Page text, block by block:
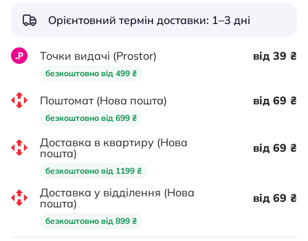
Орієнтовний термін доставки: 1–3 дні
Точки видачі (Prostor)
безкоштовно від 499 ₴
від 39 ₴
Поштомат (Нова пошта)
безкоштовно від 699 ₴
від 69 ₴
Доставка в квартиру (Нова
пошта)
безкоштовно від 1199 ₴
від 69 ₴
Доставка у відділення (Нова
пошта)
безкоштовно від 899 ₴
від 69 ₴